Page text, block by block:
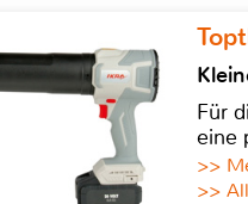
Für
eine
>>
>>